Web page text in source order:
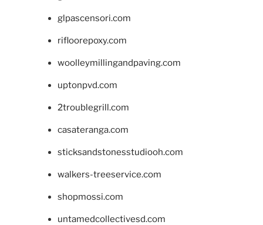
glpascensori.com
rifloorepoxy.com
woolleymillingandpaving.com
uptonpvd.com
2troublegrill.com
casateranga.com
sticksandstonesstudiooh.com
walkers-treeservice.com
shopmossi.com
untamedcollectivesd.com